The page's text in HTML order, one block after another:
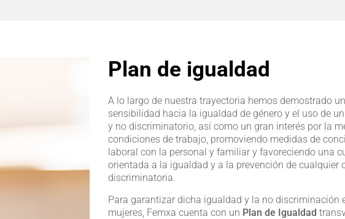
Plan de igualdad
A lo largo de nuestra trayectoria hemos demostrado
sensibilidad hacia la igualdad de género y el uso de
y no discriminatorio, así como un gran interés por la
condiciones de trabajo, promoviendo medidas de
laboral con la personal y familiar y favoreciendo una
orientada a la igualdad y a la prevención de cualquier
discriminatoria.
Para garantizar dicha igualdad y la no discriminación
mujeres, Femxa cuenta con un Plan de Igualdad